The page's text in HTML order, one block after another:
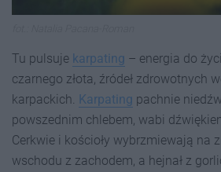
Tu pulsuje karpating – energia do
czarnego złota, źródeł zdrowotnych
karpackich. Karpating pachnie
powszednim chlebem, wabi
Cerkwie i kościoły wybrzmiewają na
wschodu z zachodem, a hejnał z